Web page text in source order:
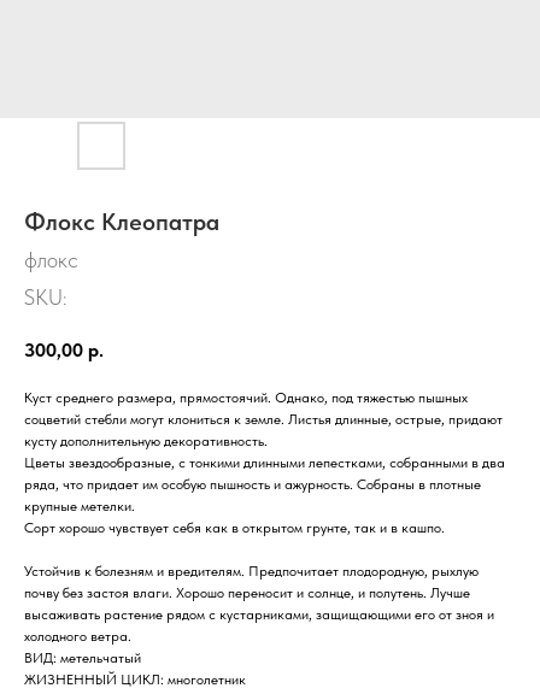
Флокс Клеопатра
флокс
SKU:
300,00 р.
Куст среднего размера, прямостоячий. Однако, под тяжестью пышных
соцветий стебли могут клониться к земле. Листья длинные, острые, придают
кусту дополнительную декоративность.
Цветы звездообразные, с тонкими длинными лепестками, собранными в два
ряда, что придает им особую пышность и ажурность. Собраны в плотные
крупные метелки.
Сорт хорошо чувствует себя как в открытом грунте, так и в кашпо.
Устойчив к болезням и вредителям. Предпочитает плодородную, рыхлую
почву без застоя влаги. Хорошо переносит и солнце, и полутень. Лучше
высаживать растение рядом с кустарниками, защищающими его от зноя и
холодного ветра.
ВИД: метельчатый
ЖИЗНЕННЫЙ ЦИКЛ: многолетник